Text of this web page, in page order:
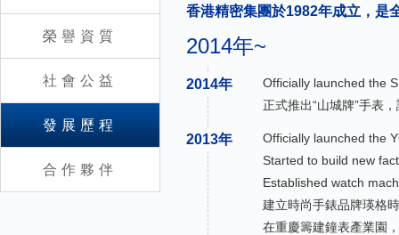
榮譽資質
社會公益
發展歷程
合作夥伴
香港精密集團於1982年成立，是
2014年~
2014年
Officially launched the
正式推出“山城牌”手表
2013年
Officially launched the
Started to build new
Established watch
建立時尚手錶品牌瑛格
在重慶籌建鐘表產業園